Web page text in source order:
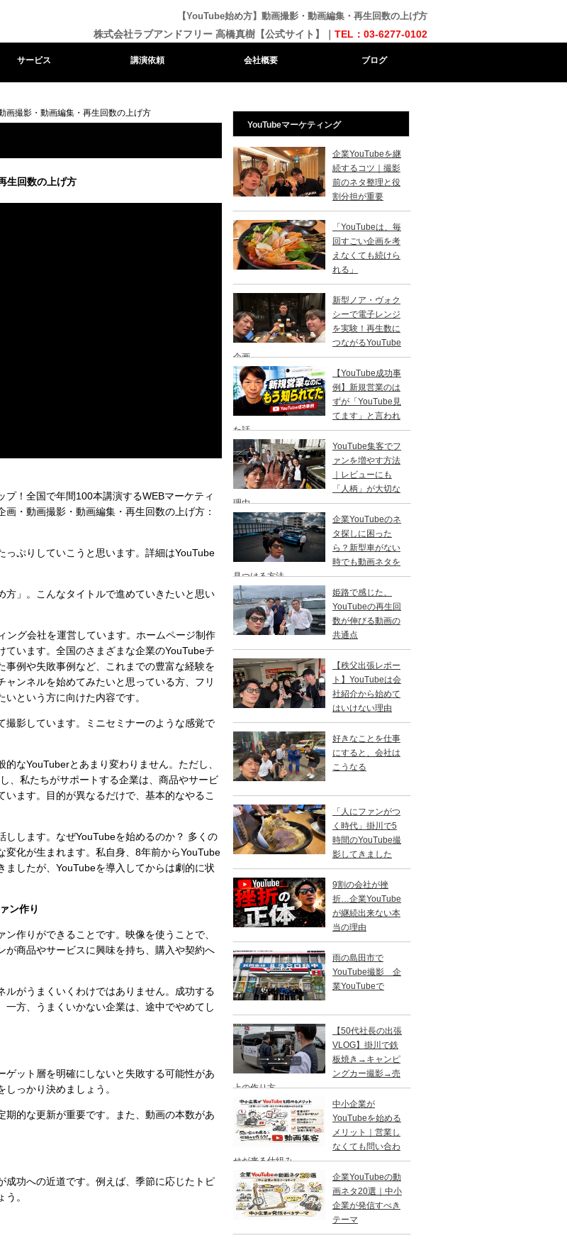
【YouTube始め方】動画撮影・動画編集・再生回数の上げ方
株式会社ラブアンドフリー 高橋真樹【公式サイト】｜ TEL：03-6277-0102
サービス 講演依頼 会社概要 ブログ
画撮影・動画編集・再生回数の上げ方
生回数の上げ方
プ！全国で年間100本講演するWEBマーケティ
・動画撮影・動画編集・再生回数の上げ方：
っぷりしていこうと思います。詳細はYouTube
」。こんなタイトルで進めていきたいと思い
ング会社を運営しています。ホームページ制作
います。全国のさまざまな企業のYouTubeチ
例や失敗事例など、これまでの豊富な経験を
ンネルを始めてみたいと思っている方、フリ
という方に向けた内容です。
影しています。ミニセミナーのような感覚で
なYouTuberとあまり変わりません。ただし、
、私たちがサポートする企業は、商品やサービ
ます。目的が異なるだけで、基本的なやるこ
しします。なぜYouTubeを始めるのか？ 多くの
化が生まれます。私自身、8年前からYouTube
したが、YouTubeを導入してからは劇的に状
ン作り
作りができることです。映像を使うことで、
商品やサービスに興味を持ち、購入や契約へ
がうまくいくわけではありません。成功する
方、うまくいかない企業は、途中でやめてし
ット層を明確にしないと失敗する可能性があ
っかり決めましょう。
期的な更新が重要です。また、動画の本数があ
功への近道です。例えば、季節に応じたトピ
。
YouTubeマーケティング
企業YouTubeを継
続するコツ｜撮影
前のネタ整理と役
割分担が重要
「YouTubeは、毎
回すごい企画を考
えなくても続けら
れる」
新型ノア・ヴォク
シーで電子レンジ
を実験！再生数に
つながるYouTube
企画
【YouTube成功事
例】新規営業のは
ずが「YouTube見
てます」と言われ
た話
YouTube集客でフ
ァンを増やす方法
｜レビューにも
「人柄」が大切な
理由
企業YouTubeのネ
タ探しに困った
ら？新型車がない
時でも動画ネタを
見つける方法
姫路で感じた、
YouTubeの再生回
数が伸びる動画の
共通点
【秩父出張レポー
ト】YouTubeは会
社紹介から始めて
はいけない理由
好きなことを仕事
にすると、会社は
こうなる
「人にファンがつ
く時代」掛川で5
時間のYouTube撮
影してきました
9割の会社が挫
折…企業YouTube
が継続出来ない本
当の理由
雨の島田市で
YouTube撮影 企
業YouTubeで
【50代社長の出張
VLOG】掛川で鉄
板焼き→キャンピ
ングカー撮影→売
上の作り方
中小企業が
YouTubeを始める
メリット｜営業し
なくても問い合わ
せが来る仕組み
企業YouTubeの動
画ネタ20選｜中小
企業が発信すべき
テーマ